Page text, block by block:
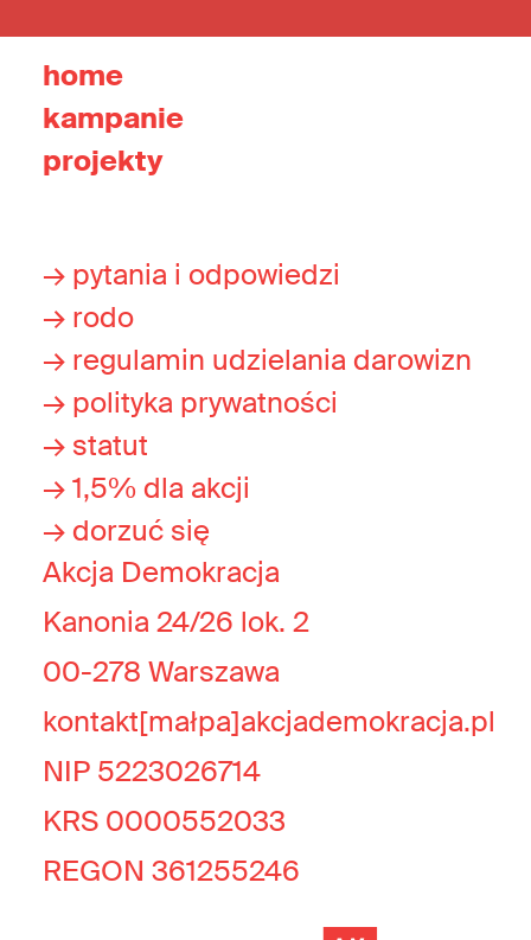
home
kampanie
projekty
→ pytania i odpowiedzi
→ rodo
→ regulamin udzielania darowizn
→ polityka prywatności
→ statut
→ 1,5% dla akcji
→ dorzuć się
Akcja Demokracja
Kanonia 24/26 lok. 2
00-278 Warszawa
kontakt[małpa]akcjademokracja.pl
NIP 5223026714
KRS 0000552033
REGON 361255246